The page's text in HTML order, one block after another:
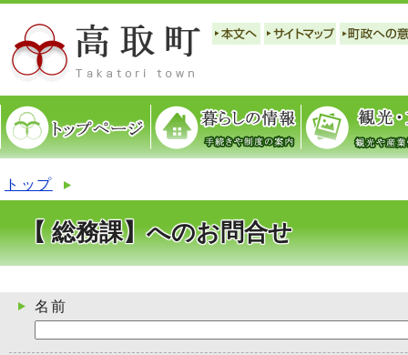
トップ
【 総務課】へのお問合せ
名前